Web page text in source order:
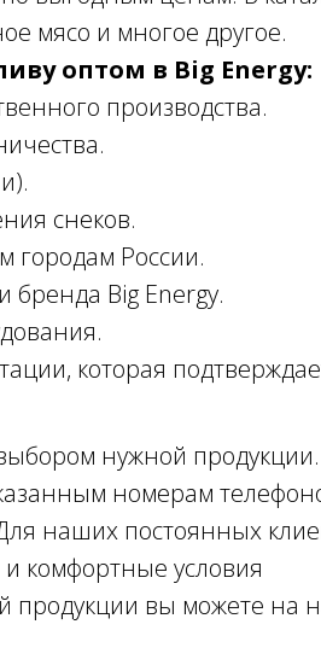
мясо и многое другое.
оптом в Big Energy:
производства.
снеков.
городам России.
бренда Big Energy.
которая
нужной
номерам
наших постоянных
комфортные условия
продукции вы можете на